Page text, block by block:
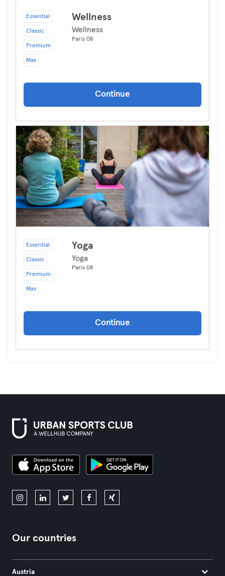
Essential
Classic
Premium
Max
Wellness
Wellness
Paris 08
Continue
Essential
Classic
Premium
Max
Yoga
Yoga
Paris 08
Continue
Our countries
Austria